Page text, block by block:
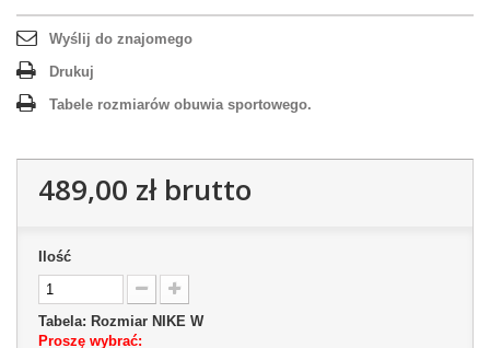
Wyślij do znajomego
Drukuj
Tabele rozmiarów obuwia sportowego.
489,00 złbrutto
Ilość
Tabela: Rozmiar NIKE W
Proszę wybrać: